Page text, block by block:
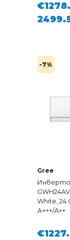
-7%
Gree
White, 24
А+++/A++